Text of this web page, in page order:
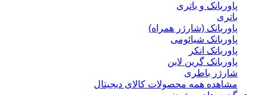
پاوربانک و باتری
باتری
پاوربانک (شارژر همراه)
پاوربانک شیائومی
پاوربانک انکر
پاوربانک گرین لاین
شارژر باطری
مشاهده همه محصولات کالای دیجیتال